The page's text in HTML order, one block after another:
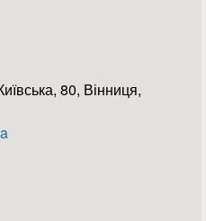
80, Вінниця,